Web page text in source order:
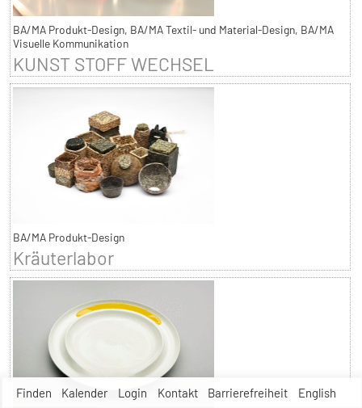
Finden Kalender Login Kontakt Barrierefreiheit English
BA/MA Produkt-Design, BA/MA Textil- und Material-Design, BA/MA
Visuelle Kommunikation
KUNST STOFF WECHSEL
BA/MA Produkt-Design
Kräuterlabor